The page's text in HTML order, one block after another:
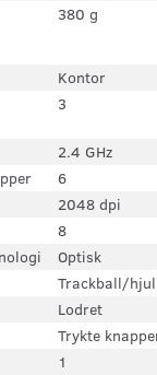
380 g
Kontor
3
2.4 GHz
6
2048 dpi
8
Optisk
Trackball/hjul
Lodret
Trykte
1